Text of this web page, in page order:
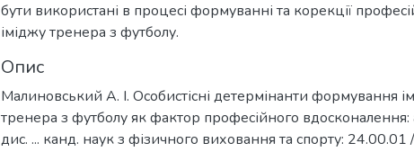
бути використані в процесі формуванні та корекції
іміджу тренера з футболу.
Опис
Малиновський А. І. Особистісні детермінанти формування
тренера з футболу як фактор професійного
дис. ... канд. наук з фізичного виховання та спорту: